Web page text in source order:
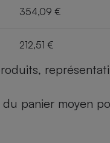
354,09 €
212,51 €
panier moyen